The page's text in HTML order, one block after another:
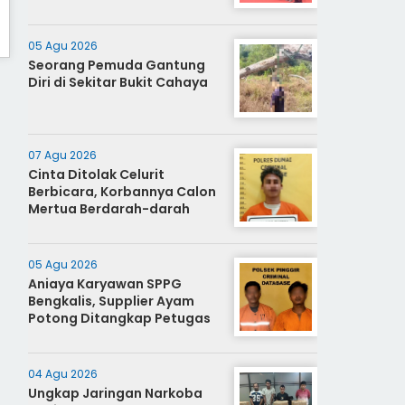
05 Agu 2026
Seorang Pemuda Gantung
Diri di Sekitar Bukit Cahaya
07 Agu 2026
Cinta Ditolak Celurit
Berbicara, Korbannya Calon
Mertua Berdarah-darah
05 Agu 2026
Aniaya Karyawan SPPG
Bengkalis, Supplier Ayam
Potong Ditangkap Petugas
04 Agu 2026
Ungkap Jaringan Narkoba